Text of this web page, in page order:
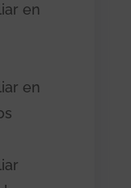
en
en